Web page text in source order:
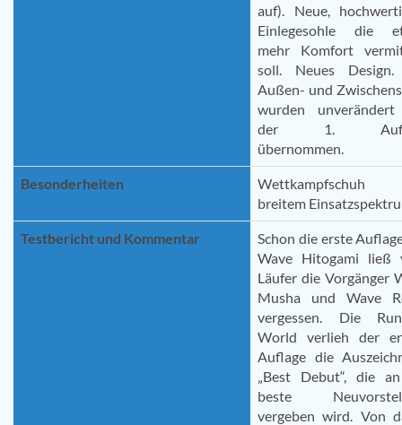
auf). Neue,
Einlegesohle die
mehr Komfort
soll. Neues
Außen- und
wurden
der 1.
übernommen.
Besonderheiten
Wettkampfschuh
breitem
Testbericht und Kommentar
Schon die erste
Wave Hitogami ließ
Läufer die Vorgänger
Musha und Wave
vergessen. Die
World verlieh der
Auflage die
„Best Debut“, die
beste
vergeben wird. Von